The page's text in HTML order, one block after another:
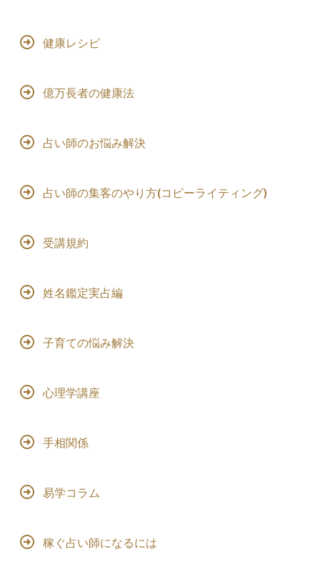
健康レシピ
億万長者の健康法
占い師のお悩み解決
占い師の集客のやり方(コピーライティング)
受講規約
姓名鑑定実占編
子育ての悩み解決
心理学講座
手相関係
易学コラム
稼ぐ占い師になるには